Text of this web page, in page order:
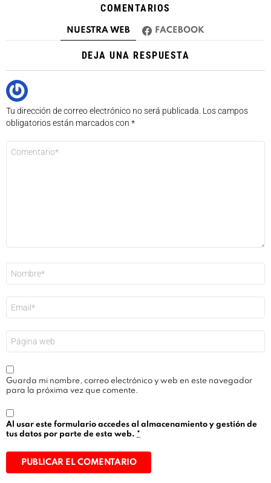
COMENTARIOS
NUESTRA WEB FACEBOOK
DEJA UNA RESPUESTA
Tu dirección de correo electrónico no será publicada. Los campos
obligatorios están marcados con *
electrónico
*
Guarda mi nombre, correo electrónico y web en este navegador
para la próxima vez que comente.
Al usar este formulario accedes al almacenamiento y gestión de
tus datos por parte de esta web. *